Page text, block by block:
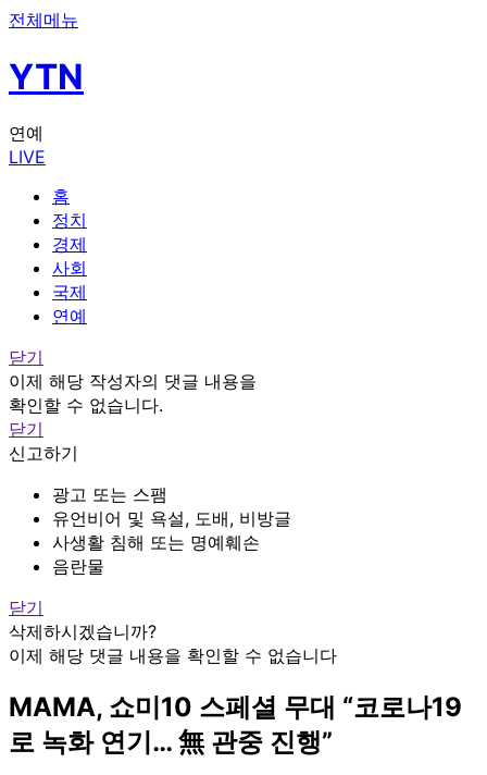
전체메뉴
YTN
연예
LIVE
홈
정치
경제
사회
국제
연예
닫기
이제 해당 작성자의 댓글 내용을
확인할 수 없습니다.
닫기
신고하기
광고 또는 스팸
유언비어 및 욕설, 도배, 비방글
사생활 침해 또는 명예훼손
음란물
닫기
삭제하시겠습니까?
이제 해당 댓글 내용을 확인할 수 없습니다
MAMA, 쇼미10 스페셜 무대 “코로나19
로 녹화 연기… 無 관중 진행”